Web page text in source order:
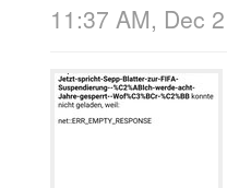
11:37 AM, Dec